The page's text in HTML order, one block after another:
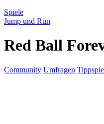
Spiele
Jump und Run
Red Ball
Community Umfragen